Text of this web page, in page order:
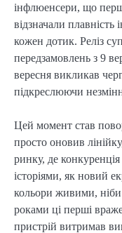
інфлюенсери, що
відзначали плавність
кожен дотик. Реліз
передзамовлень з 9
вересня викликав
підкреслюючи
Цей момент став
просто оновив
ринку, де
історіями, як новий
кольори живими,
роками ці перші
пристрій витримав